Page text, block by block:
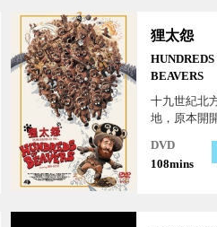
農民、建築
及外送員等
狸太怨
HUNDREDS
BEAVERS
十九世紀北
地，原本開
廠失火，貨
只好重新白
DVD
108mins